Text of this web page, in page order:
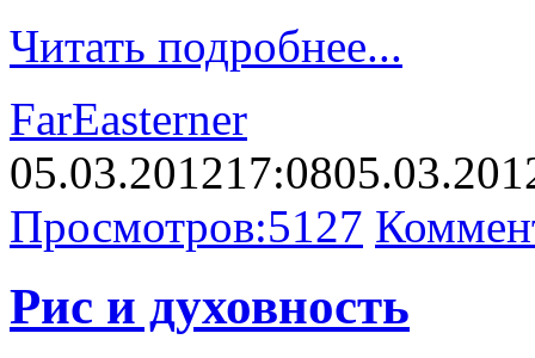
Читать подробнее...
FarEasterner
05.03.201217:08
Просмотров:5127
Рис и духовность